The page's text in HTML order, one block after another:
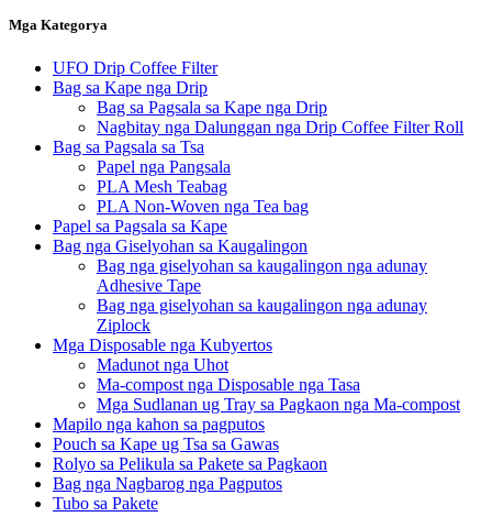
Mga Kategorya
UFO Drip Coffee Filter
Bag sa Kape nga Drip
Bag sa Pagsala sa Kape nga Drip
Nagbitay nga Dalunggan nga Drip Coffee Filter Roll
Bag sa Pagsala sa Tsa
Papel nga Pangsala
PLA Mesh Teabag
PLA Non-Woven nga Tea bag
Papel sa Pagsala sa Kape
Bag nga Giselyohan sa Kaugalingon
Bag nga giselyohan sa kaugalingon nga adunay
Adhesive Tape
Bag nga giselyohan sa kaugalingon nga adunay
Ziplock
Mga Disposable nga Kubyertos
Madunot nga Uhot
Ma-compost nga Disposable nga Tasa
Mga Sudlanan ug Tray sa Pagkaon nga Ma-compost
Mapilo nga kahon sa pagputos
Pouch sa Kape ug Tsa sa Gawas
Rolyo sa Pelikula sa Pakete sa Pagkaon
Bag nga Nagbarog nga Pagputos
Tubo sa Pakete